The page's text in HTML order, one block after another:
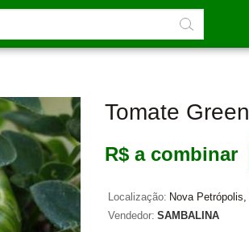
Tomate
R$ a combinar
Localização: Nova
Vendedor: SAMBALINA